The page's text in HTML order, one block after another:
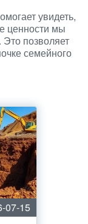
увидеть,
ценности мы
позволяет
семейного
07-15